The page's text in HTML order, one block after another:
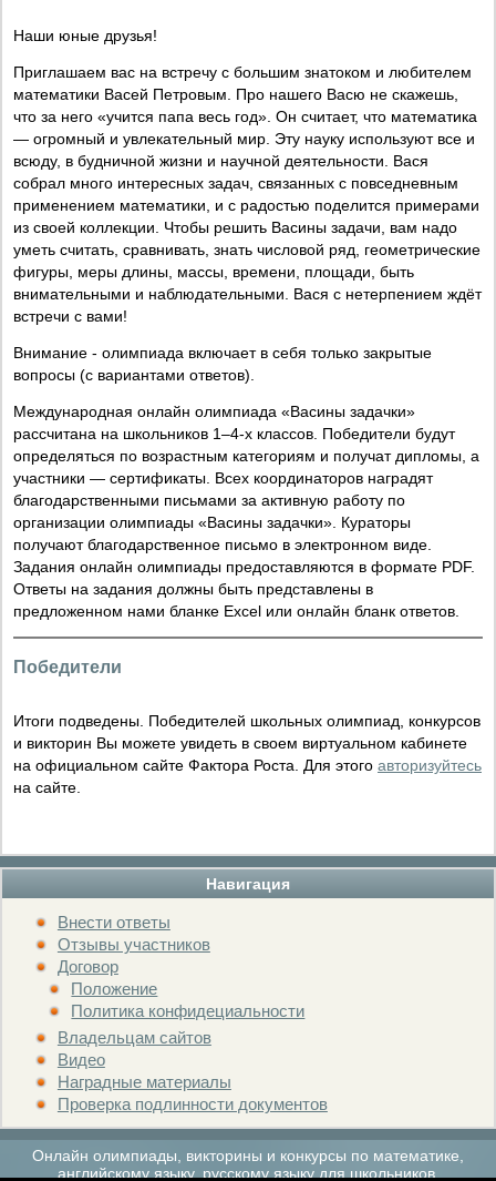
Навигация
Внести ответы
Отзывы участников
Договор
Положение
Политика конфидециальности
Владельцам сайтов
Видео
Наградные материалы
Проверка подлинности документов
Наши юные друзья!
Приглашаем вас на встречу с большим знатоком и любителем
математики Васей Петровым. Про нашего Васю не скажешь,
что за него «учится папа весь год». Он считает, что математика
— огромный и увлекательный мир. Эту науку используют все и
всюду, в будничной жизни и научной деятельности. Вася
собрал много интересных задач, связанных с повседневным
применением математики, и с радостью поделится примерами
из своей коллекции. Чтобы решить Васины задачи, вам надо
уметь считать, сравнивать, знать числовой ряд, геометрические
фигуры, меры длины, массы, времени, площади, быть
внимательными и наблюдательными. Вася с нетерпением ждёт
встречи с вами!
Внимание - олимпиада включает в себя только закрытые
вопросы (с вариантами ответов).
Международная онлайн олимпиада «Васины задачки»
рассчитана на школьников 1–4-х классов. Победители будут
определяться по возрастным категориям и получат дипломы, а
участники — сертификаты. Всех координаторов наградят
благодарственными письмами за активную работу по
организации олимпиады «Васины задачки». Кураторы
получают благодарственное письмо в электронном виде.
Задания онлайн олимпиады предоставляются в формате PDF.
Ответы на задания должны быть представлены в
предложенном нами бланке Excel или онлайн бланк ответов.
Победители
Итоги подведены. Победителей школьных олимпиад, конкурсов
и викторин Вы можете увидеть в своем виртуальном кабинете
на официальном сайте Фактора Роста. Для этого авторизуйтесь
на сайте.
Онлайн олимпиады, викторины и конкурсы по математике,
английскому языку, русскому языку для школьников.